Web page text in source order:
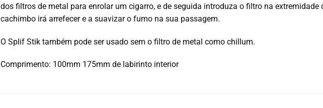
dos filtros de metal para enrolar um cigarro, e de seguida introduza o filtro na
cachimbo irá arrefecer e a suavizar o fumo na sua passagem.
O Splif Stik também pode ser usado sem o filtro de metal como chillum.
Comprimento: 100mm 175mm de labirinto interior